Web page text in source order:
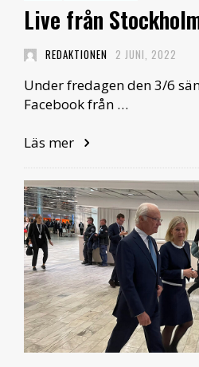
Live från
REDAKTIONEN 2 JUNI, 2022
Under fredagen den 3/6
Facebook från …
Läs mer